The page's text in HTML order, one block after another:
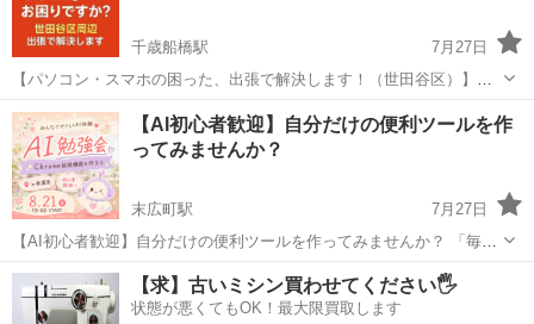
千歳船橋駅
7月27日
【パソコン・スマホの困った、出張で解決します！（世田谷区）】
「iPhoneの写真がいっぱいで保存先がわからない…」 「メールの送り
方がわからない…」 「SNSって何？」 「Zoomの設定ができない…」
そ...
東京 世田谷区 千歳船橋駅 Windows総合 ココナラ
【AI初心者歓迎】自分だけの便利ツールを作
ってみませんか？
末広町駅
7月27日
【AI初心者歓迎】自分だけの便利ツールを作ってみませんか？ 「毎日
のパソコン作業を、もう少しラクにしたい」 「こんな機能があったら
便利なのに……」 「AIに興味はあるけれど、何から始めればいいか分
からない」...
東京 千代田区 末広町駅 その他 初心者
【求】古いミシン買わせてください🖐️
状態が悪くてもOK！最大限買取します